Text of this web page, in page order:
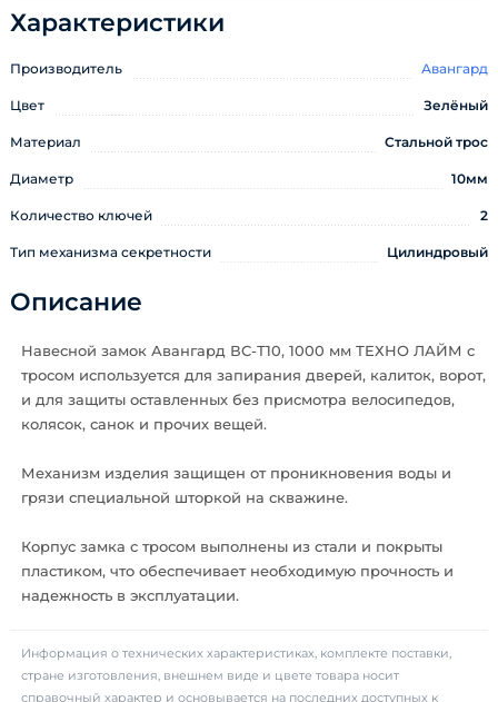
Характеристики
Производитель Авангард
Цвет Зелёный
Материал Стальной трос
Диаметр 10мм
Количество ключей 2
Тип механизма секретности Цилиндровый
Описание
Навесной замок Авангард ВС-Т10, 1000 мм ТЕХНО ЛАЙМ с
тросом используется для запирания дверей, калиток, ворот,
и для защиты оставленных без присмотра велосипедов,
колясок, санок и прочих вещей.
Механизм изделия защищен от проникновения воды и
грязи специальной шторкой на скважине.
Корпус замка с тросом выполнены из стали и покрыты
пластиком, что обеспечивает необходимую прочность и
надежность в эксплуатации.
Информация о технических характеристиках, комплекте поставки,
стране изготовления, внешнем виде и цвете товара носит
справочный характер и основывается на последних доступных к